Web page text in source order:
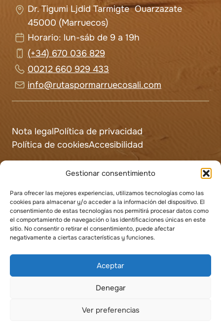
Gestionar consentimiento
Para ofrecer las mejores experiencias, utilizamos tecnologías como las
cookies para almacenar y/o acceder a la información del dispositivo. El
consentimiento de estas tecnologías nos permitirá procesar datos como
el comportamiento de navegación o las identificaciones únicas en este
sitio. No consentir o retirar el consentimiento, puede afectar
negativamente a ciertas características y funciones.
Aceptar
Denegar
Ver preferencias
Dr. Tigumi Ljdid Tarmigte Ouarzazate
45000 (Marruecos)
Horario: lun-sáb de 9 a 19h
(+34) 670 036 829
00212 660 929 433
info@rutaspormarruecosali.com
Nota legalPolítica de privacidad
Política de cookiesAccesibilidad